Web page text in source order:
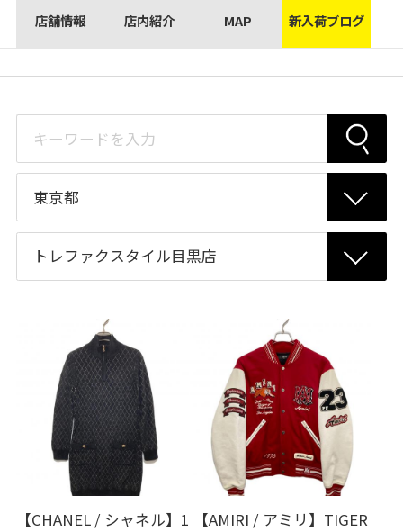
店舗情報 店内紹介 MAP 新入荷ブログ
【CHANEL / シャネル】1
【AMIRI / アミリ】TIGER